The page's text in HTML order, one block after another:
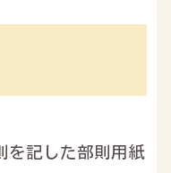
を記した部則用紙